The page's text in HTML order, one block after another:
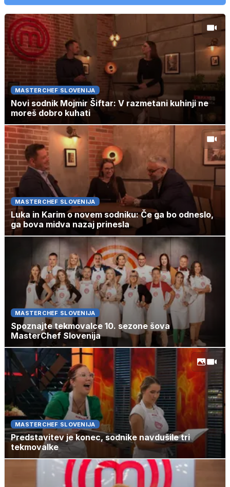
MASTERCHEF SLOVENIJA
Novi sodnik Mojmir Šiftar: V razmetani kuhinji ne
moreš dobro kuhati
MASTERCHEF SLOVENIJA
Luka in Karim o novem sodniku: Če ga bo odneslo,
ga bova midva nazaj prinesla
MASTERCHEF SLOVENIJA
Spoznajte tekmovalce 10. sezone šova
MasterChef Slovenija
MASTERCHEF SLOVENIJA
Predstavitev je konec, sodnike navdušile tri
tekmovalke